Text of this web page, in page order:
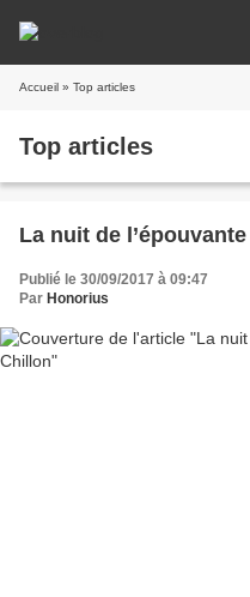
Accueil » Top articles
Top articles
La nuit de
Publié le 30/09/2017 à 09:47
Par Honorius